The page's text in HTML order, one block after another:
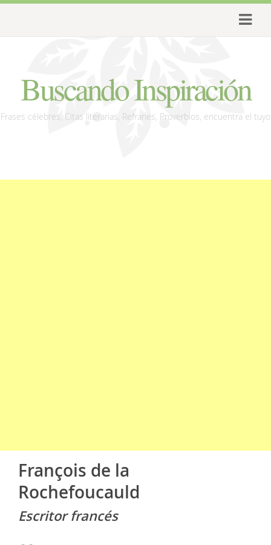
Buscando Inspiración
Frases célebres, Citas literarias, Refranes, Proverbios, encuentra el tuyo
François de la
Rochefoucauld
Escritor francés